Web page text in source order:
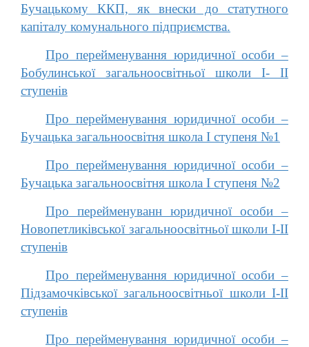
Бучацькому ККП, як внески до статутного
капіталу комунального підприємства.
Про перейменування юридичної особи –
Бобулинської загальноосвітньої школи І- ІІ
ступенів
Про перейменування юридичної особи –
Бучацька загальноосвітня школа І ступеня №1
Про перейменування юридичної особи –
Бучацька загальноосвітня школа І ступеня №2
Про перейменуванн юридичної особи –
Новопетликівської загальноосвітньої школи І-ІІ
ступенів
Про перейменування юридичної особи –
Підзамочківської загальноосвітньої школи І-ІІ
ступенів
Про перейменування юридичної особи –